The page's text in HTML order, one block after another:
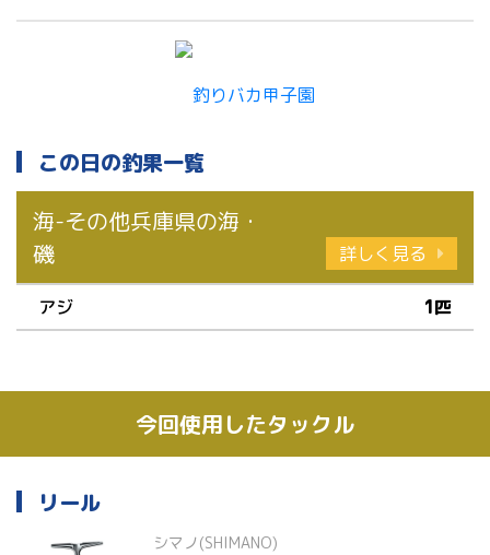
この日の釣果一覧
海-その他兵庫県の海・
磯
詳しく見る
アジ 1匹
今回使用したタックル
リール
シマノ(SHIMANO)